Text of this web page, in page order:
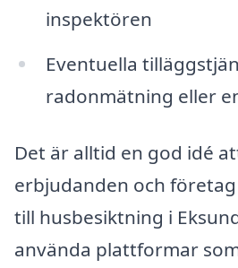
inspektören
Eventuella
radonmätning eller
Det är alltid en god idé
erbjudanden och
till husbesiktning i
använda plattformar